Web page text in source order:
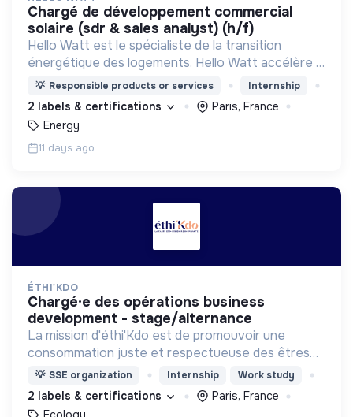
chargé de développement commercial
solaire (sdr & sales analyst) (h/f)
Hello Watt est le spécialiste de la transition
énergétique des logements. Hello Watt accélère la
transition énergétique en la rendant plus simple,
plus intelligente et plus accessible.
💡 Responsible products or services Internship
2 labels & certifications
Paris, France
Energy
11 days ago
ÉTHI'KDO
chargé·e des opérations business
development - stage/alternance
La mission d'éthi'Kdo est de promouvoir une
consommation juste et respectueuse des êtres
vivants et de la planète
💡 SSE organization Internship Work study
2 labels & certifications
Paris, France